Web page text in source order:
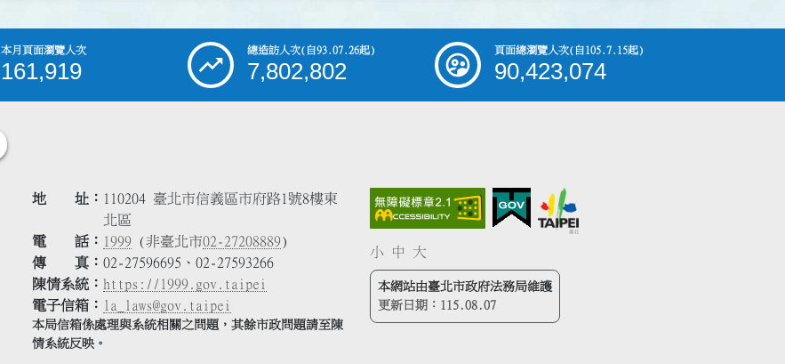
本月頁面瀏覽人次
161,919
總造訪人次(自93.07.26起)
7,802,802
頁面總瀏覽人次(自105.7.15起)
90,423,074
地 址
110204 臺北市信義區市府路1號8樓東
北區
電 話
1999 (非臺北市02-27208889)
傳 真
02-27596695、02-27593266
陳情系統
https://1999.gov.taipei
電子信箱
la_laws@gov.taipei
本局信箱係處理與系統相關之問題，其餘市政問題請至陳
情系統反映。
小 中 大
本網站由臺北市政府法務局維護
更新日期： 115.08.07